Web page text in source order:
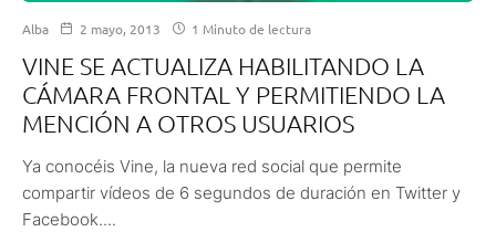
Alba 2 mayo, 2013 1 Minuto de lectura
VINE SE ACTUALIZA HABILITANDO LA
CÁMARA FRONTAL Y PERMITIENDO LA
MENCIÓN A OTROS USUARIOS
Ya conocéis Vine, la nueva red social que permite
compartir vídeos de 6 segundos de duración en Twitter y
Facebook....